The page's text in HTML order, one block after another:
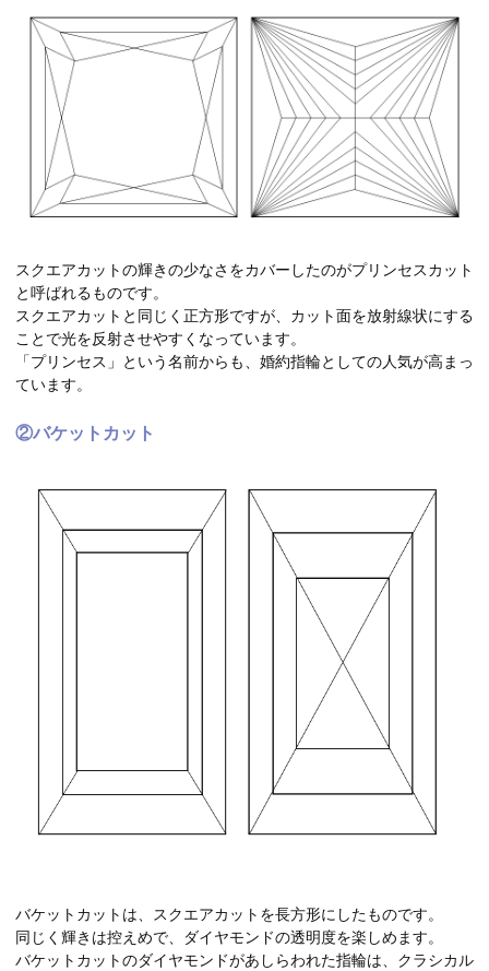
スクエアカットの輝きの少なさをカバーしたのがプリンセスカット
と呼ばれるものです。
スクエアカットと同じく正方形ですが、カット面を放射線状にする
ことで光を反射させやすくなっています。
「プリンセス」という名前からも、婚約指輪としての人気が高まっ
ています。
②バケットカット
バケットカットは、スクエアカットを長方形にしたものです。
同じく輝きは控えめで、ダイヤモンドの透明度を楽しめます。
バケットカットのダイヤモンドがあしらわれた指輪は、クラシカル